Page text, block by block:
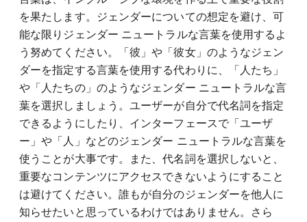
を果たします。ジェンダーについての想定を避け、可
能な限りジェンダー ニュートラルな言葉を使用するよ
う努めてください。「彼」や「彼女」のようなジェン
ダーを指定する言葉を使用する代わりに、「人たち」
や「人たちの」のようなジェンダー ニュートラルな言
葉を選択しましょう。ユーザーが自分で代名詞を指定
できるようにしたり、インターフェースで「ユーザ
ー」や「人」などのジェンダー ニュートラルな言葉を
使うことが大事です。また、代名詞を選択しないと、
重要なコンテンツにアクセスできないようにすること
は避けてください。誰もが自分のジェンダーを他人に
知らせたいと思っているわけではありません。さら